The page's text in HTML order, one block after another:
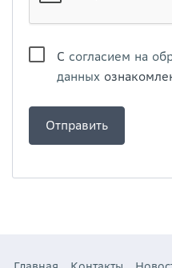
С согласием на
данных